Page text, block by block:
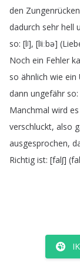
den Zungenrücken
dadurch sehr hell
so: [lʲ], [lʲiːbə] (
Noch ein Fehler
so ähnlich wie ein
dann ungefähr so
Manchmal wird es
verschluckt, also
ausgesprochen,
Richtig ist: [falʃ] (